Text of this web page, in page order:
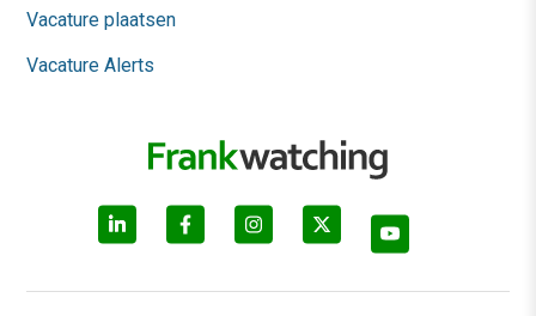
Vacature plaatsen
Vacature Alerts